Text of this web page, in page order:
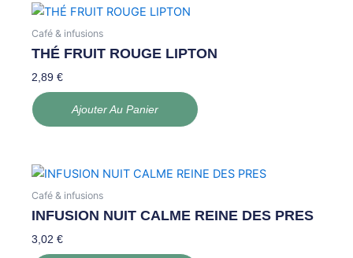
Café & infusions
THÉ FRUIT ROUGE LIPTON
2,89€
Ajouter Au Panier
Café & infusions
INFUSION NUIT CALME REINE DES PRES
3,02€